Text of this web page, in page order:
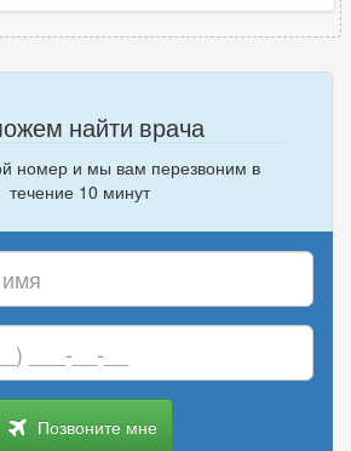
найти врача
номер и мы вам перезвоним в
течение 10 минут
номер
телефона
Позвоните мне